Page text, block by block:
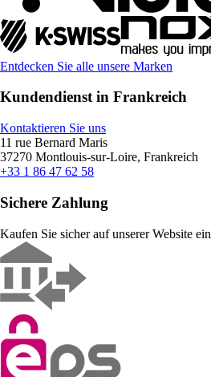
Entdecken Sie alle unsere Marken
Kundendienst in Frankreich
Kontaktieren Sie uns
11 rue Bernard Maris
37270 Montlouis-sur-Loire, Frankreich
+33 1 86 47 62 58
Sichere Zahlung
Kaufen Sie sicher auf unserer Website ein